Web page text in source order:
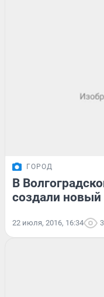
ГОРОД
В
создали
22 июля, 2016, 16:34